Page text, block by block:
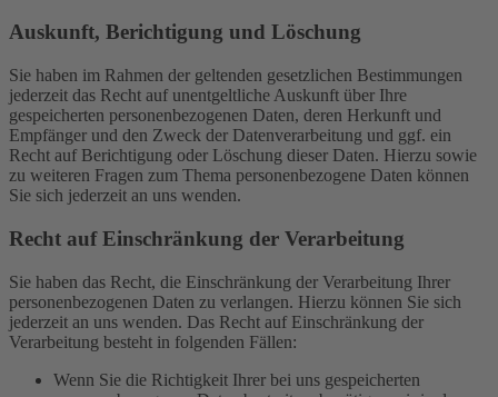
Auskunft, Berichtigung und Löschung
Sie haben im Rahmen der geltenden gesetzlichen Bestimmungen
jederzeit das Recht auf unentgeltliche Auskunft über Ihre
gespeicherten personenbezogenen Daten, deren Herkunft und
Empfänger und den Zweck der Datenverarbeitung und ggf. ein
Recht auf Berichtigung oder Löschung dieser Daten. Hierzu sowie
zu weiteren Fragen zum Thema personenbezogene Daten können
Sie sich jederzeit an uns wenden.
Recht auf Einschränkung der Verarbeitung
Sie haben das Recht, die Einschränkung der Verarbeitung Ihrer
personenbezogenen Daten zu verlangen. Hierzu können Sie sich
jederzeit an uns wenden. Das Recht auf Einschränkung der
Verarbeitung besteht in folgenden Fällen:
Wenn Sie die Richtigkeit Ihrer bei uns gespeicherten